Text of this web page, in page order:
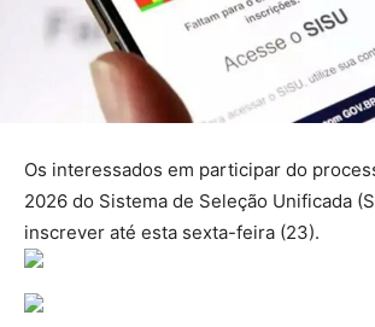
Os interessados em participar do
2026 do Sistema de Seleção Unificada
inscrever até esta sexta-feira (23).